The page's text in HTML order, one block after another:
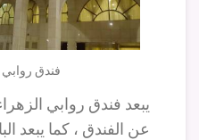
فندق روابي
عن الفندق ، كما يبعد